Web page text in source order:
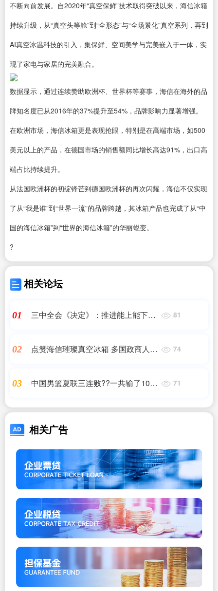
不断向前发展。 自2020年“真空保鲜”技术取得突破以来，海信冰箱
持续升级，从“真空头等舱”到“全形态”与“全场景化”真空系列，再到
AI真空冰温科技的引入，集保鲜、空间美学与完美嵌入于一体，实
现了家电与家居的完美融合。
数据显示，通过连续赞助欧洲杯、世界杯等赛事，海信在海外的品
牌知名度已从2016年的37%提升至54%，品牌影响力显著增强。
在欧洲市场，海信冰箱更是表现抢眼，特别是在高端市场，如500
美元以上的产品，在德国市场的销售额同比增长高达91%，出口高
端占比持续提升。
从法国欧洲杯的初绽锋芒到德国欧洲杯的再次闪耀，海信不仅实现
了从“我是谁”到“世界一流”的品牌跨越，其冰箱产品也完成了从“中
国的海信冰箱”到“世界的海信冰箱”的华丽蜕变。
?
相关论坛
01
三中全会《决定》：推进能上能下，
81
02
点赞海信璀璨真空冰箱 多国政商人士
74
03
中国男篮夏联三连败??一共输了104
71
相关广告